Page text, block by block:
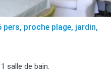
proche plage, jardin,
salle de bain.